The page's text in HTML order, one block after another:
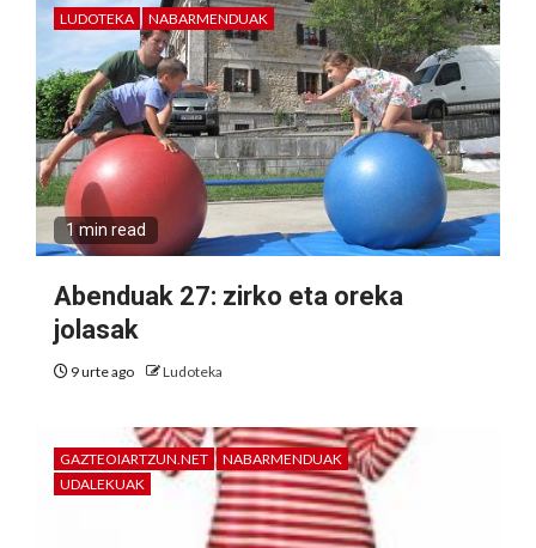
LUDOTEKA NABARMENDUAK
1 min read
Abenduak 27: zirko eta oreka
jolasak
9 urte ago Ludoteka
GAZTEOIARTZUN.NET
NABARMENDUAK
UDALEKUAK